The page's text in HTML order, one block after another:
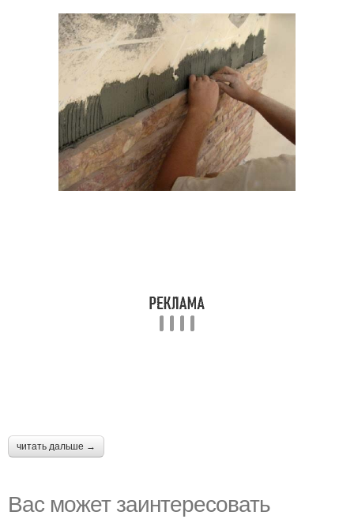
читать дальше →
Вас может заинтересовать